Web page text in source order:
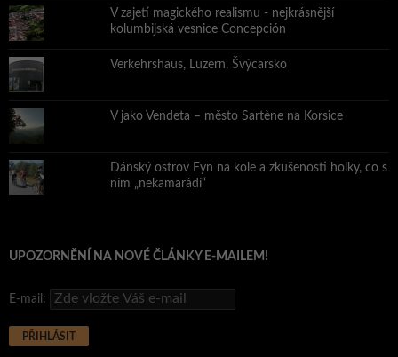
V zajetí magického realismu - nejkrásnější
kolumbijská vesnice Concepción
Verkehrshaus, Luzern, Švýcarsko
V jako Vendeta – město Sartène na Korsice
Dánský ostrov Fyn na kole a zkušenosti holky, co s
ním „nekamarádí“
UPOZORNĚNÍ NA NOVÉ ČLÁNKY E-MAILEM!
E-mail: